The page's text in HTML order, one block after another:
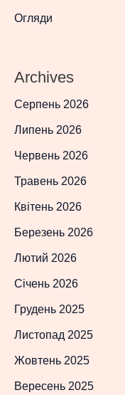
Огляди
Archives
Серпень 2026
Липень 2026
Червень 2026
Травень 2026
Квітень 2026
Березень 2026
Лютий 2026
Січень 2026
Грудень 2025
Листопад 2025
Жовтень 2025
Вересень 2025